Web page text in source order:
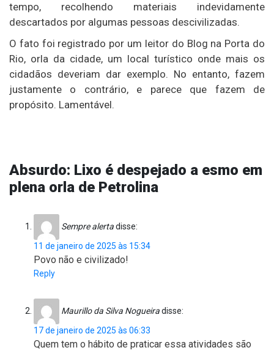
tempo, recolhendo materiais indevidamente
descartados por algumas pessoas descivilizadas.
O fato foi registrado por um leitor do Blog na Porta do
Rio, orla da cidade, um local turístico onde mais os
cidadãos deveriam dar exemplo. No entanto, fazem
justamente o contrário, e parece que fazem de
propósito. Lamentável.
Absurdo: Lixo é despejado a esmo em
plena orla de Petrolina
Sempre alertadisse:
11 de janeiro de 2025 às 15:34
Povo não e civilizado!
Reply
Maurillo da Silva Nogueiradisse:
17 de janeiro de 2025 às 06:33
Quem tem o hábito de praticar essa atividades são